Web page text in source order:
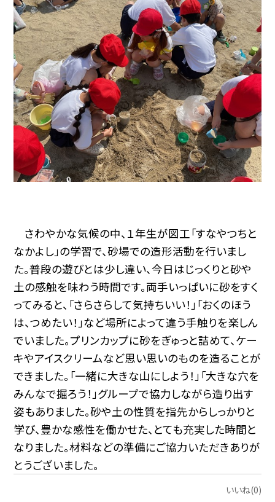
さわやかな気候の中、１年生が図工「すなやつちと
なかよし」の学習で、砂場での造形活動を行いまし
た。普段の遊びとは少し違い、今日はじっくりと砂や
土の感触を味わう時間です。両手いっぱいに砂をすく
ってみると、「さらさらして気持ちいい！」「おくのほう
は、つめたい！」など場所によって違う手触りを楽しん
でいました。プリンカップに砂をぎゅっと詰めて、ケー
キやアイスクリームなど思い思いのものを造ることが
できました。「一緒に大きな山にしよう！」「大きな穴を
みんなで掘ろう！」グループで協力しながら造り出す
姿もありました。砂や土の性質を指先からしっかりと
学び、豊かな感性を働かせた、とても充実した時間と
なりました。材料などの準備にご協力いただきありが
とうございました。
いいね(0)